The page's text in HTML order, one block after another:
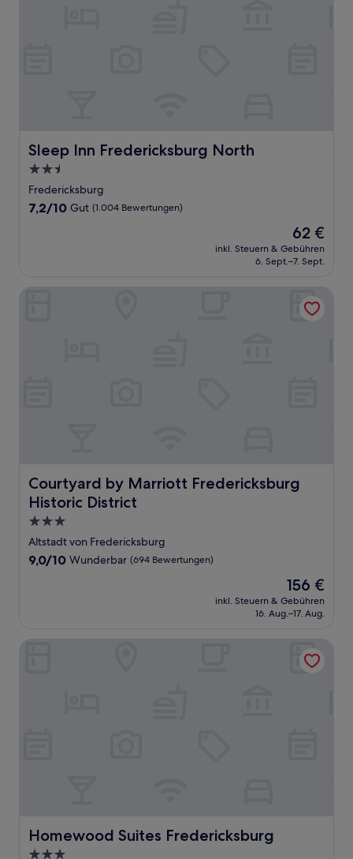
Sleep Inn Fredericksburg North
Sleep Inn Fredericksburg North
2.5-
Sterne-
Unterkunft
Fredericksburg
7.2
7,2/10 Gut (1.004 Bewertungen)
Der
Preis
beträgt
62 €
inkl. Steuern & Gebühren
6. Sept.–7. Sept.
Courtyard by Marriott Fredericksburg
Historic District
Courtyard by Marriott Fredericksburg Historic District
3.0-
Sterne-
Unterkunft
Altstadt von Fredericksburg
9.0
9,0/10 Wunderbar (694 Bewertungen)
Der
Preis
beträgt
156 €
inkl. Steuern & Gebühren
16. Aug.–17. Aug.
Courtyard by Marriott Fredericksburg Historic District
Homewood Suites Fredericksburg
Homewood Suites Fredericksburg
3.0-